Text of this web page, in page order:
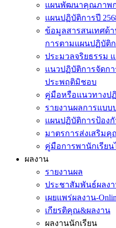
แผนพัฒนาคุณภาพ
แผนปฏิบัติการปี
ข้อมูลสารสนเทศด้า
การตามแผนปฏิบัติ
ประมวลจริยธรรม
แนวปฏิบัติการจัดกา
ประพฤติมิชอบ
คู่มือหรือแนวทางป
รายงานผลการแบบ
แผนปฏิบัติการป้อง
มาตรการส่งเสริม
คู่มือการพานักเรีย
ผลงาน
รายงานผล
ประชาสัมพันธ์ผลง
เผยแพร่ผลงาน-
เกียรติคุณ&ผลงาน
ผลงานนักเรียน